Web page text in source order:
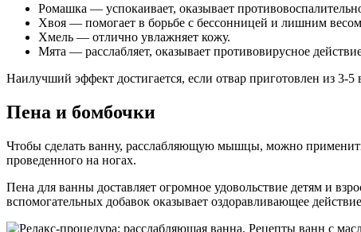
Ромашка — успокаивает, оказывает
Хвоя — помогает в борьбе с бессонницей и лишним
Хмель — отлично увлажняет кожу.
Мята — расслабляет, оказывает противовирусное
Наилучший эффект достигается, если отвар приготовлен из 3-5
Пена и бомбочки
Чтобы сделать ванну, расслабляющую мышцы, можно
проведенного на ногах.
Пена для ванны доставляет огромное удовольствие детям и
вспомогательных добавок оказывает оздоравливающее